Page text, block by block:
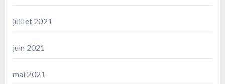
juillet 2021
juin 2021
mai 2021